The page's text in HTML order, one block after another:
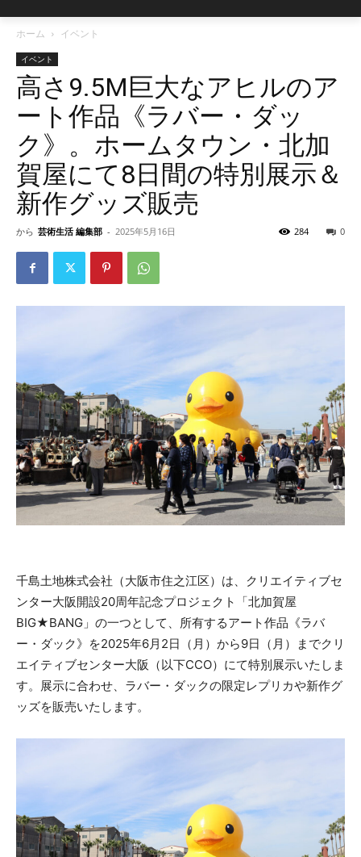
ホーム イベント
イベント
高さ9.5M巨大なアヒルのア
ート作品《ラバー・ダッ
ク》。ホームタウン・北加
賀屋にて8日間の特別展示＆
新作グッズ販売
から 芸術生活 編集部 - 2025年5月16日 0
284
千島土地株式会社（大阪市住之江区）は、クリエイティブセ
ンター大阪開設20周年記念プロジェクト「北加賀屋
BIG★BANG」の一つとして、所有するアート作品《ラバ
ー・ダック》を2025年6月2日（月）から9日（月）までクリ
エイティブセンター大阪（以下CCO）にて特別展示いたしま
す。展示に合わせ、ラバー・ダックの限定レプリカや新作グ
ッズを販売いたします。